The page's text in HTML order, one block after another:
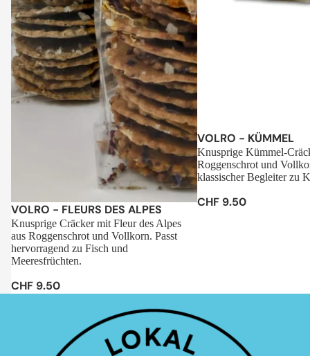
Sale
VOLRO - FLEURS DES ALPES
Knusprige Cräcker mit Fleur des Alpes
aus Roggenschrot und Vollkorn. Passt
hervorragend zu Fisch und
Meeresfrüchten.
CHF 9.50
Sale
VOLRO - KÜMMEL
Knusprige Kümmel-
Roggenschrot und
klassischer Begleiter zu
CHF 9.50